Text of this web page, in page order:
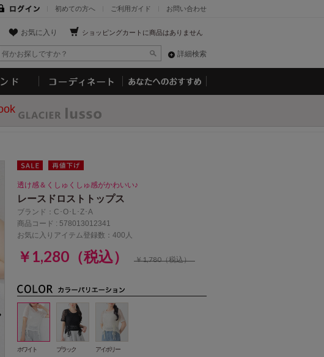
お問い合わせ
ご利用ガイド
初めての方へ
ショッピングカートに商品はありません
お気に入り
詳細検索
透け感＆くしゅくしゅ感がかわいい♪
レースドロストトップス
ブランド： C･O･L･Z･A
商品コード : 578013012341
お気に入りアイテム登録数：400人
￥1,280（税込） ￥1,780（税込）
ホワイト ブラック アイボリー